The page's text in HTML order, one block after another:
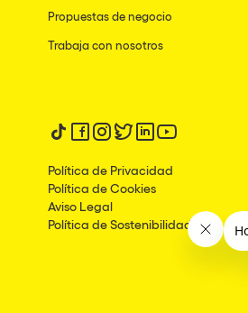
Propuestas de negocio
Trabaja con nosotros
Síguenos en tiktok
Síguenos en facebook
Síguenos en instagram
Síguenos en twitter
Síguenos en
Síguenos en
Política de Privacidad
Política de Cookies
Aviso Legal
Política de Sostenibilidad